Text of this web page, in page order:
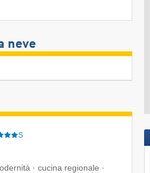
neve
S
· cucina regionale ·